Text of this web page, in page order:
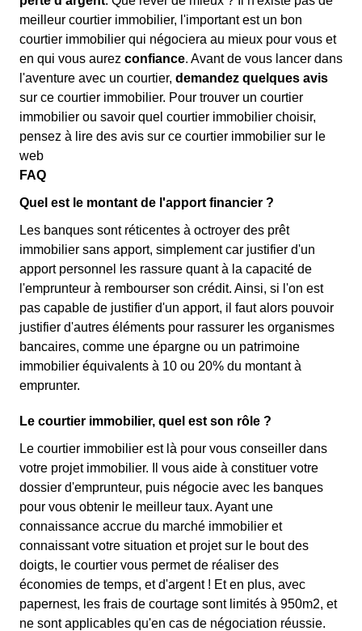
meilleur courtier immobilier, l'important est un bon
courtier immobilier qui négociera au mieux pour vous et
en qui vous aurez confiance. Avant de vous lancer dans
l'aventure avec un courtier, demandez quelques avis
sur ce courtier immobilier. Pour trouver un courtier
immobilier ou savoir quel courtier immobilier choisir,
pensez à lire des avis sur ce courtier immobilier sur le
web
FAQ
Quel est le montant de l'apport financier ?
Les banques sont réticentes à octroyer des prêt
immobilier sans apport, simplement car justifier d'un
apport personnel les rassure quant à la capacité de
l'emprunteur à rembourser son crédit. Ainsi, si l'on est
pas capable de justifier d'un apport, il faut alors pouvoir
justifier d'autres éléments pour rassurer les organismes
bancaires, comme une épargne ou un patrimoine
immobilier équivalents à 10 ou 20% du montant à
emprunter.
Le courtier immobilier, quel est son rôle ?
Le courtier immobilier est là pour vous conseiller dans
votre projet immobilier. Il vous aide à constituer votre
dossier d'emprunteur, puis négocie avec les banques
pour vous obtenir le meilleur taux. Ayant une
connaissance accrue du marché immobilier et
connaissant votre situation et projet sur le bout des
doigts, le courtier vous permet de réaliser des
économies de temps, et d'argent ! Et en plus, avec
papernest, les frais de courtage sont limités à 950m2, et
ne sont applicables qu'en cas de négociation réussie.